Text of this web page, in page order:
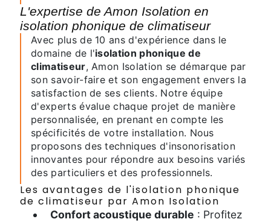
L'expertise de Amon Isolation en
isolation phonique de climatiseur
Avec plus de 10 ans d'expérience dans le
domaine de l'isolation phonique de
climatiseur, Amon Isolation se démarque par
son savoir-faire et son engagement envers la
satisfaction de ses clients. Notre équipe
d'experts évalue chaque projet de manière
personnalisée, en prenant en compte les
spécificités de votre installation. Nous
proposons des techniques d'insonorisation
innovantes pour répondre aux besoins variés
des particuliers et des professionnels.
Les avantages de l'isolation phonique
de climatiseur par Amon Isolation
Confort acoustique durable : Profitez